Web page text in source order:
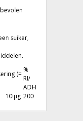
suiker,
(=
%
RI/
ADH
10 µg 200